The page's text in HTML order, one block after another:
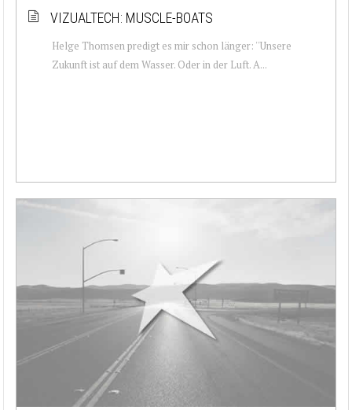
VIZUALTECH: MUSCLE-BOATS
Helge Thomsen predigt es mir schon länger: ''Unsere
Zukunft ist auf dem Wasser. Oder in der Luft. A...